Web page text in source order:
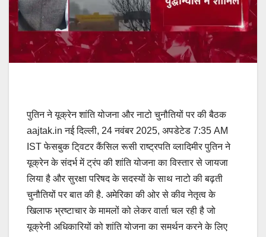
पुतिन ने यूक्रेन शांति योजना और नाटो चुनौतियों पर की बैठक
aajtak.in नई दिल्ली, 24 नवंबर 2025, अपडेटेड 7:35 AM
IST फेसबुक टि्वटर कैंसिल रूसी राष्ट्रपति व्लादिमीर पुतिन ने
यूक्रेन के संदर्भ में ट्रंप की शांति योजना का विस्तार से जायजा
लिया है और सुरक्षा परिषद के सदस्यों के साथ नाटो की बढ़ती
चुनौतियों पर बात की है. अमेरिका की ओर से कीव नेतृत्व के
खिलाफ भ्रष्टाचार के मामलों को लेकर वार्ता चल रही है जो
यूक्रेनी अधिकारियों को शांति योजना का समर्थन करने के लिए